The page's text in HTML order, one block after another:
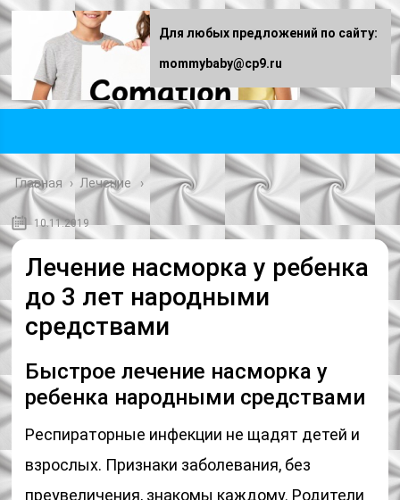
Главная › Лечение
10.11.2019
Лечение насморка у ребенка
до 3 лет народными
средствами
Быстрое лечение насморка у
ребенка народными средствами
Респираторные инфекции не щадят детей и
взрослых. Признаки заболевания, без
преувеличения, знакомы каждому. Родители
Для любых предложений по сайту:
mommybaby@cp9.ru